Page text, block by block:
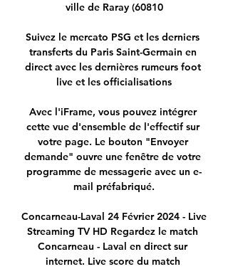
ville de Raray (60810
Suivez le mercato PSG et les derniers
transferts du Paris Saint-Germain en
direct avec les dernières rumeurs foot
live et les officialisations
Avec l'iFrame, vous pouvez intégrer
cette vue d'ensemble de l'effectif sur
votre page. Le bouton "Envoyer
demande" ouvre une fenêtre de votre
programme de messagerie avec un e-
mail préfabriqué.
Concarneau-Laval 24 Février 2024 - Live
Streaming TV HD Regardez le match
Concarneau - Laval en direct sur
internet. Live score du match